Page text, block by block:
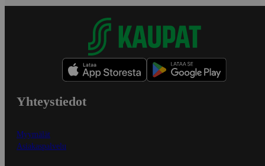
Yhteystiedot
Myymälät
Asiakaspalvelu